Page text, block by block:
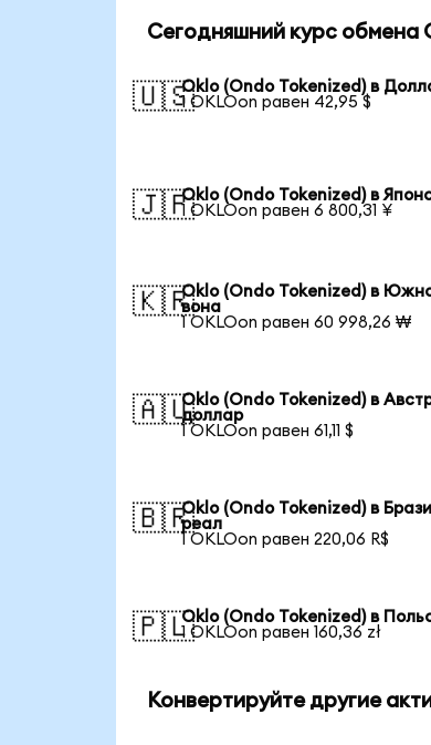
Сегодняшний курс обмена
🇺🇸Oklo (Ondo Tokenized) в
1 OKLOon равен 42,95 $
🇯🇵Oklo (Ondo Tokenized) в
1 OKLOon равен 6 800,31 ¥
🇰🇷Oklo (Ondo Tokenized) в
вона
1 OKLOon равен 60 998,26 ₩
🇦🇺Oklo (Ondo Tokenized) в
доллар
1 OKLOon равен 61,11 $
🇧🇷Oklo (Ondo Tokenized) в
реал
1 OKLOon равен 220,06 R$
🇵🇱Oklo (Ondo Tokenized) в
1 OKLOon равен 160,36 zł
Конвертируйте другие